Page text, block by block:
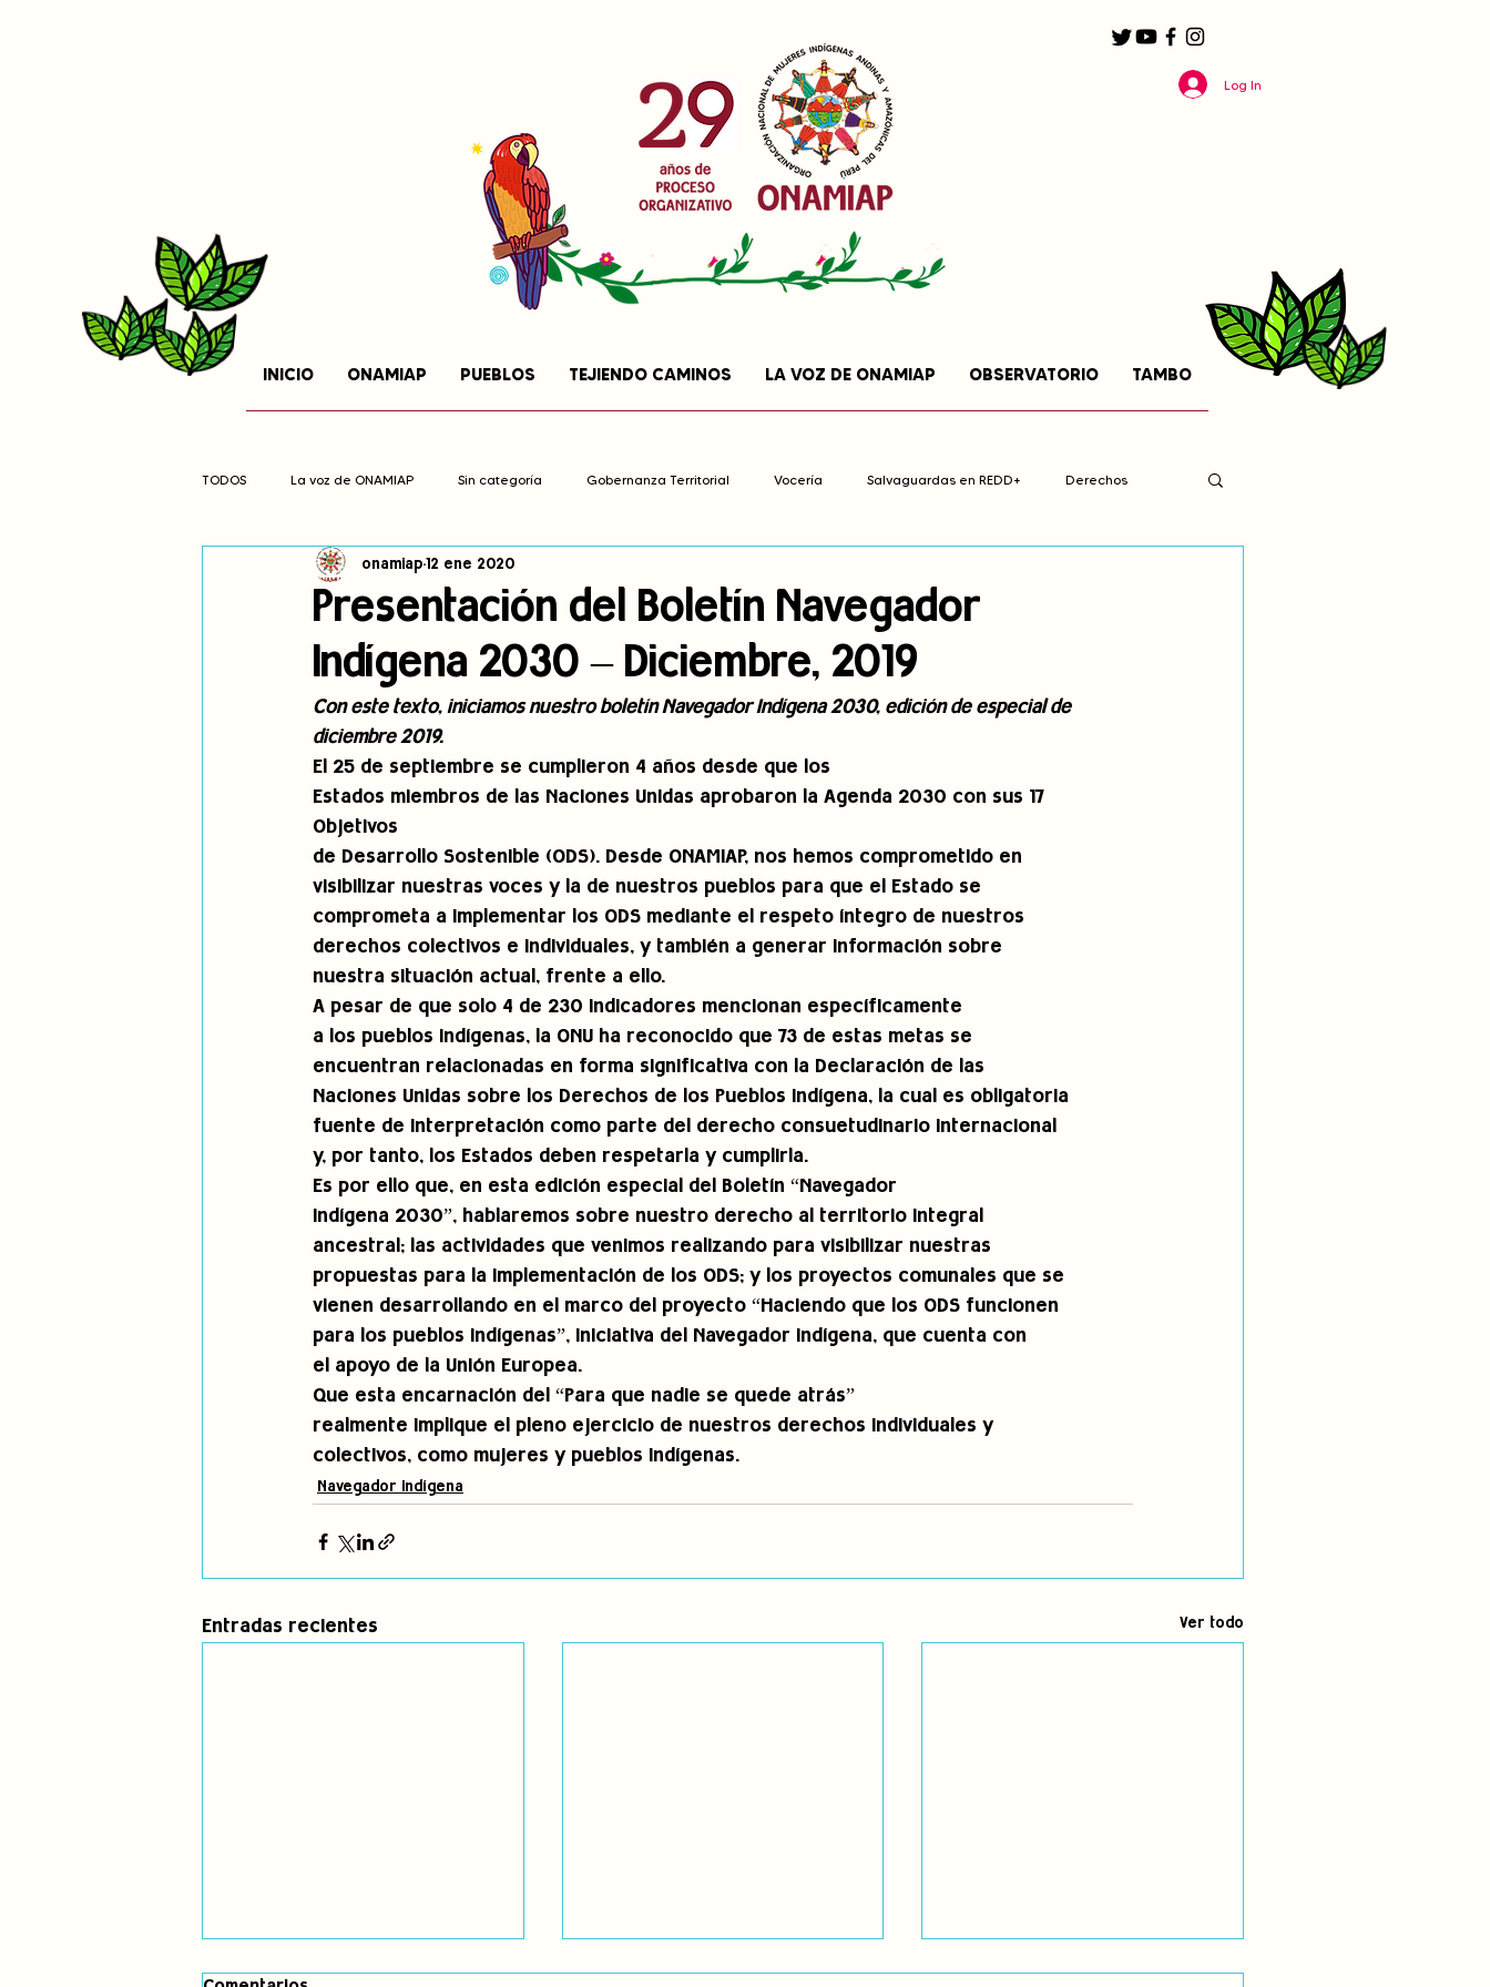
INICIO ONAMIAP PUEBLOS TEJIENDO CAMINOS LA VOZ DE ONAMIAP OBSERVATORIO TAMBO
Log In
TODOS La voz de ONAMIAP Sin categoría Gobernanza Territorial Vocería Salvaguardas en REDD+ Derechos
Cambio climático Navegador indígena
Pronunciamientos Observatorio de consulta previa Mujeres indígenas Territorios indígenas
jóvenes indígenas Incidencias
Presentación del Boletín Navegador
Indígena 2030 – Diciembre, 2019
onamiap 12 ene 2020
Con este texto, iniciamos nuestro boletín Navegador Indígena 2030, edición de especial de
diciembre 2019.
El 25 de septiembre se cumplieron 4 años desde que los
Estados miembros de las Naciones Unidas aprobaron la Agenda 2030 con sus 17
Objetivos
de Desarrollo Sostenible (ODS). Desde ONAMIAP, nos hemos comprometido en
visibilizar nuestras voces y la de nuestros pueblos para que el Estado se
comprometa a implementar los ODS mediante el respeto íntegro de nuestros
derechos colectivos e individuales, y también a generar información sobre
nuestra situación actual, frente a ello.
A pesar de que solo 4 de 230 indicadores mencionan específicamente
a los pueblos indígenas, la ONU ha reconocido que 73 de estas metas se
encuentran relacionadas en forma significativa con la Declaración de las
Naciones Unidas sobre los Derechos de los Pueblos Indígena, la cual es obligatoria
fuente de interpretación como parte del derecho consuetudinario internacional
y, por tanto, los Estados deben respetarla y cumplirla.
Es por ello que, en esta edición especial del Boletín “Navegador
Indígena 2030”, hablaremos sobre nuestro derecho al territorio integral
ancestral; las actividades que venimos realizando para visibilizar nuestras
propuestas para la implementación de los ODS; y los proyectos comunales que se
vienen desarrollando en el marco del proyecto “Haciendo que los ODS funcionen
para los pueblos indígenas”, iniciativa del Navegador Indígena, que cuenta con
el apoyo de la Unión Europea.
Que esta encarnación del “Para que nadie se quede atrás”
realmente implique el pleno ejercicio de nuestros derechos individuales y
colectivos, como mujeres y pueblos indígenas.
Navegador indígena
Entradas recientes Ver todo